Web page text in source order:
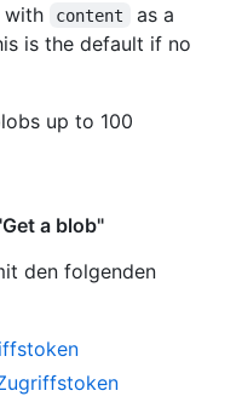
with
content
as a
is the default if no
up to 100
a blob"
den folgenden